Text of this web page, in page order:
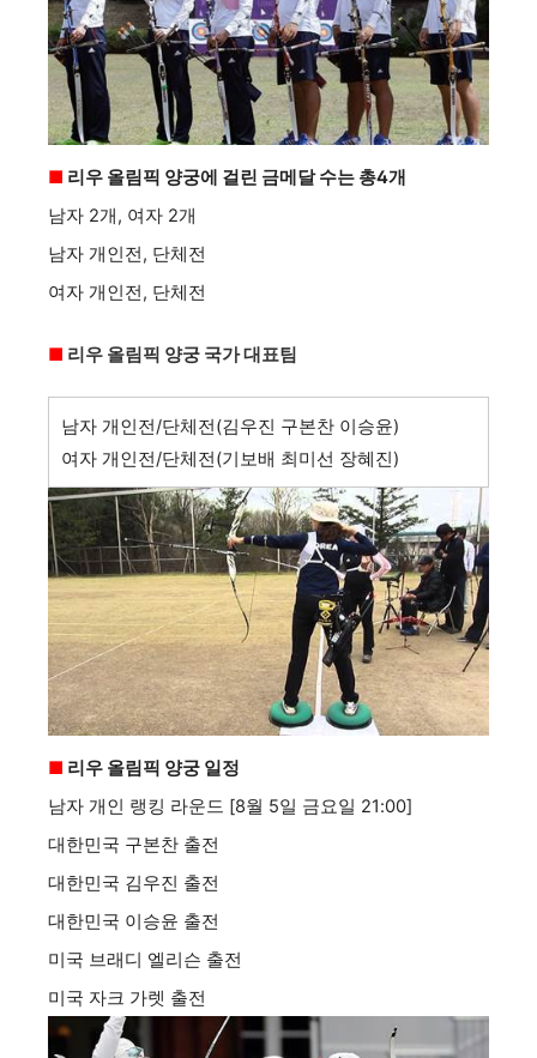
■ 리우 올림픽 양궁에 걸린 금메달 수는 총4개
남자 2개, 여자 2개
남자 개인전, 단체전
여자 개인전, 단체전
■ 리우 올림픽 양궁 국가 대표팀
남자 개인전/단체전(김우진 구본찬 이승윤)
여자 개인전/단체전(기보배 최미선 장혜진)
■ 리우 올림픽 양궁 일정
남자 개인 랭킹 라운드 [8월 5일 금요일 21:00]
대한민국 구본찬 출전
대한민국 김우진 출전
대한민국 이승윤 출전
미국 브래디 엘리슨 출전
미국 자크 가렛 출전